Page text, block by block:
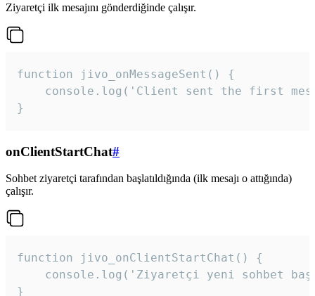
Ziyaretçi ilk mesajını gönderdiğinde çalışır.
function jivo_onMessageSent() {
console.log('Client sent the first
}
onClientStartChat#
Sohbet ziyaretçi tarafından başlatıldığında (ilk mesajı o attığında)
çalışır.
function jivo_onClientStartChat() {
console.log('Ziyaretçi yeni sohbet
}